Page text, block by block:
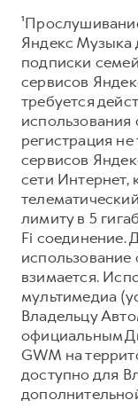
Яндекс Музыка
подписки
сервисов
требуется
использования
регистрация
сервисов
сети Интернет,
лимиту в 5
Fi соединение.
взимается.
мультимедиа
Владельцу
официальным
GWM на
доступно для